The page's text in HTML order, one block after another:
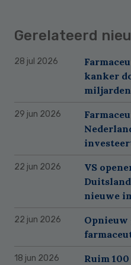
Gerelateerd
28 jul 2026
kanker
miljarden
29 jun 2026
22 jun 2026
VS
nieuwe
22 jun 2026
Opnieuw
18 jun 2026
Ruim